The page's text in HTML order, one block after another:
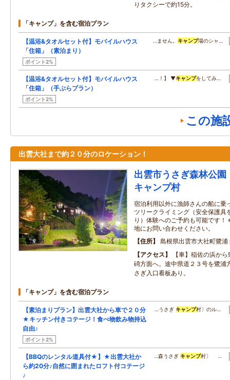
りタクシーで約15分。
「キャンプ」を含む宿泊プラン
【温浴&タオルセット付】モバイルハウス
「住箱」（素泊まり）
ポイント2%
…ません。 キャンプ場のシャ…
【温浴&タオルセット付】モバイルハウス
「住箱」（手ぶらプラン）
ポイント2%
…！】 ▼キャンプをしてみ…
この施
出雲大社まで約２０分のロケーション！
出雲市うさぎ森林公
キャンプ村
宿泊利用以外に漁師さんの船に乗
ツリークライミング（安全保護具
り）体験へのご予約も可能です
地にお問い合わせください。
住所
島根県出雲市大社町鷺
アクセス
【車】稲佐の浜か
碕方面へ。途中県道２３号を鷺浦
さぎ入口看板あり。
「キャンプ」を含む宿泊プラン
【素泊まりプラン】出雲大社から車で２０分
★キッチン付きコテージ！食べ物飲み物持込
自由♪
ポイント2%
…うさぎ キャンプ村〕のル…
【BBQのレンタル道具付★】★出雲大社か
ら約20分♪自然に囲まれたロフト付コテージ
♪
…森うさぎ キャンプ村〕 …